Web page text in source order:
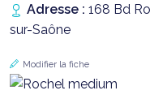
Adresse : 168 Bd
sur-Saône
Modifier la fiche